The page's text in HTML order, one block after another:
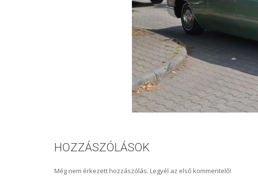
HOZZÁSZÓLÁSOK
Még nem érkezett hozzászólás. Legyél az első kommentelő!